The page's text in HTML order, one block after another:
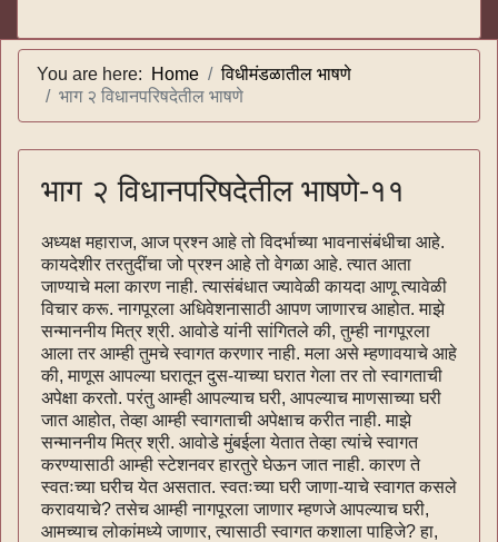
You are here: Home
विधीमंडळातील भाषणे
भाग २ विधानपरिषदेतील भाषणे
भाग २ विधानपरिषदेतील भाषणे-११
अध्यक्ष महाराज, आज प्रश्न आहे तो विदर्भाच्या भावनासंबंधीचा आहे.
कायदेशीर तरतुदींचा जो प्रश्न आहे तो वेगळा आहे. त्यात आता
जाण्याचे मला कारण नाही. त्यासंबंधात ज्यावेळी कायदा आणू त्यावेळी
विचार करू. नागपूरला अधिवेशनासाठी आपण जाणारच आहोत. माझे
सन्माननीय मित्र श्री. आवोडे यांनी सांगितले की, तुम्ही नागपूरला
आला तर आम्ही तुमचे स्वागत करणार नाही. मला असे म्हणावयाचे आहे
की, माणूस आपल्या घरातून दुस-याच्या घरात गेला तर तो स्वागताची
अपेक्षा करतो. परंतु आम्ही आपल्याच घरी, आपल्याच माणसाच्या घरी
जात आहोत, तेव्हा आम्ही स्वागताची अपेक्षाच करीत नाही. माझे
सन्माननीय मित्र श्री. आवोडे मुंबईला येतात तेव्हा त्यांचे स्वागत
करण्यासाठी आम्ही स्टेशनवर हारतुरे घेऊन जात नाही. कारण ते
स्वतःच्या घरीच येत असतात. स्वतःच्या घरी जाणा-याचे स्वागत कसले
करावयाचे? तसेच आम्ही नागपूरला जाणार म्हणजे आपल्याच घरी,
आमच्याच लोकांमध्ये जाणार, त्यासाठी स्वागत कशाला पाहिजे? हा,